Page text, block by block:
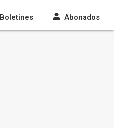
Boletines Abonados